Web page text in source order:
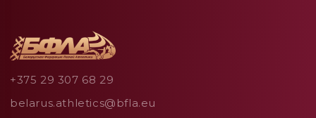
+375 29 307 68 29
belarus.athletics@bfla.eu